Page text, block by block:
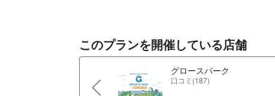
このプランを開催している店舗
グロースパーク
口コミ(187)